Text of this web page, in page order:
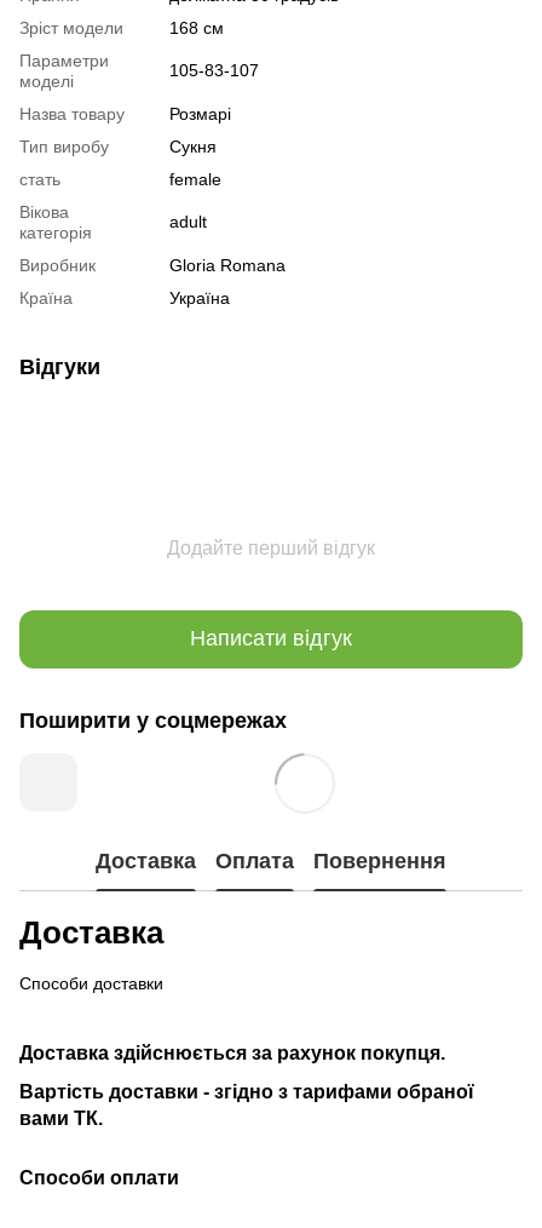
Зріст модели
168 см
Параметри
моделі
105-83-107
Назва товару
Розмарі
Тип виробу
Сукня
стать
female
Вікова
категорія
adult
Виробник
Gloria Romana
Країна
Україна
Відгуки
Додайте перший відгук
Написати відгук
Поширити у соцмережах
Доставка Оплата Повернення
Доставка
Способи доставки
Доставка здійснюється за рахунок покупця.
Вартість доставки - згідно з тарифами обраної
вами ТК.
Способи оплати